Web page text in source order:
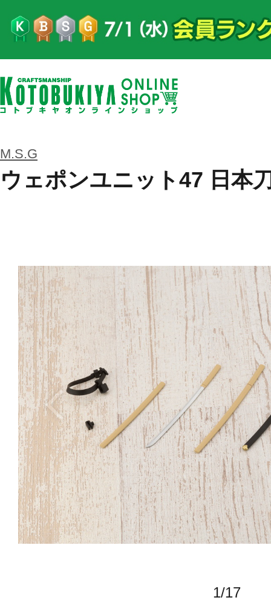
M.S.G
ウェポンユニット47 日本
1/17